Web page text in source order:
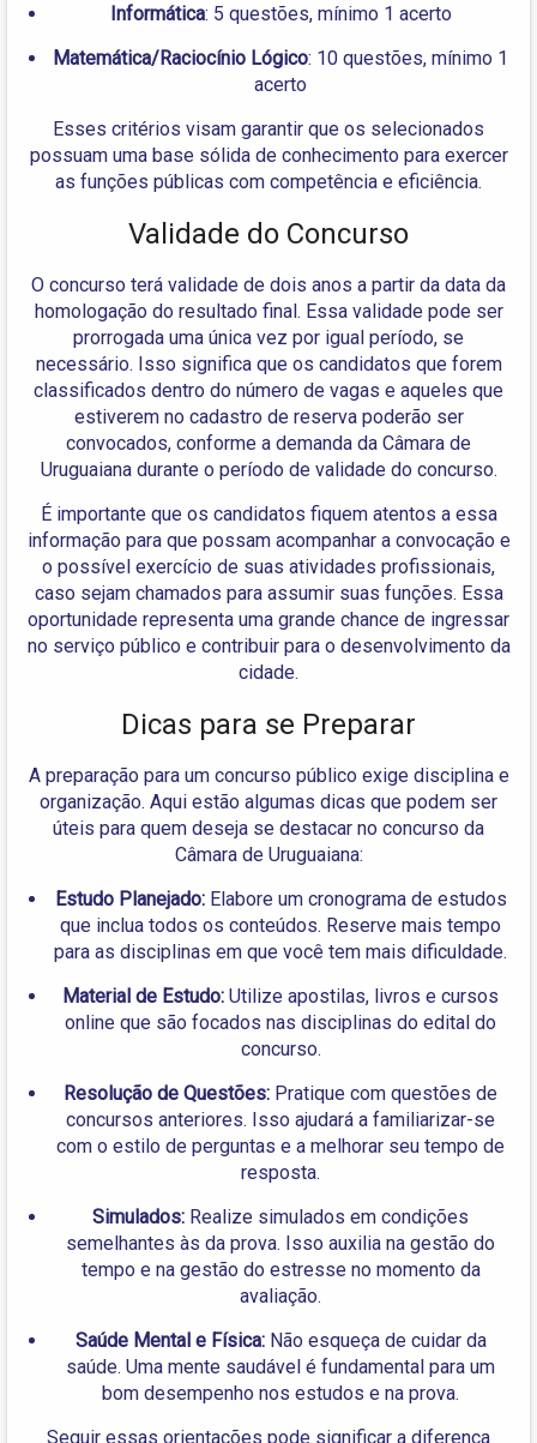
Informática: 5 questões, mínimo 1 acerto
Matemática/Raciocínio Lógico: 10 questões, mínimo 1
acerto
Esses critérios visam garantir que os selecionados
possuam uma base sólida de conhecimento para exercer
as funções públicas com competência e eficiência.
Validade do Concurso
O concurso terá validade de dois anos a partir da data da
homologação do resultado final. Essa validade pode ser
prorrogada uma única vez por igual período, se
necessário. Isso significa que os candidatos que forem
classificados dentro do número de vagas e aqueles que
estiverem no cadastro de reserva poderão ser
convocados, conforme a demanda da Câmara de
Uruguaiana durante o período de validade do concurso.
É importante que os candidatos fiquem atentos a essa
informação para que possam acompanhar a convocação e
o possível exercício de suas atividades profissionais,
caso sejam chamados para assumir suas funções. Essa
oportunidade representa uma grande chance de ingressar
no serviço público e contribuir para o desenvolvimento da
cidade.
Dicas para se Preparar
A preparação para um concurso público exige disciplina e
organização. Aqui estão algumas dicas que podem ser
úteis para quem deseja se destacar no concurso da
Câmara de Uruguaiana:
Estudo Planejado:Elabore um cronograma de estudos
que inclua todos os conteúdos. Reserve mais tempo
para as disciplinas em que você tem mais dificuldade.
Material de Estudo: Utilize apostilas, livros e cursos
online que são focados nas disciplinas do edital do
concurso.
Resolução de Questões: Pratique com questões de
concursos anteriores. Isso ajudará a familiarizar-se
com o estilo de perguntas e a melhorar seu tempo de
resposta.
Simulados: Realize simulados em condições
semelhantes às da prova. Isso auxilia na gestão do
tempo e na gestão do estresse no momento da
avaliação.
Saúde Mental e Física:Não esqueça de cuidar da
saúde. Uma mente saudável é fundamental para um
bom desempenho nos estudos e na prova.
Seguir essas orientações pode significar a diferença